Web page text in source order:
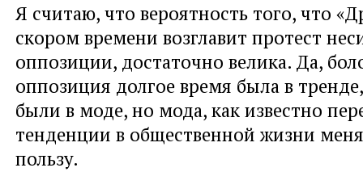
Я считаю, что вероятность того, что
скором времени возглавит протест
оппозиции, достаточно велика. Да,
оппозиция долгое время была в
были в моде, но мода, как известно
тенденции в общественной жизни
пользу.